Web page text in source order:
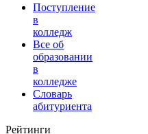
Поступление
в
колледж
Все об
образовании
в
колледже
Словарь
абитуриента
Рейтинги